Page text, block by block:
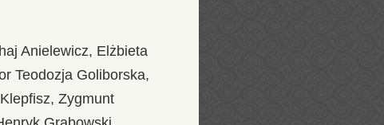
Anielewicz, Elżbieta
Teodozja Goliborska,
Zygmunt